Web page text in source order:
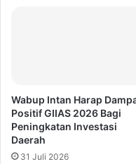
Wabup Intan Harap
Positif GIIAS 2026 Bagi
Peningkatan Investasi
Daerah
31 Juli 2026